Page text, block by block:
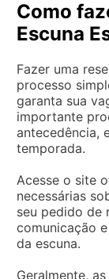
Como
Escuna
Fazer uma
processo
garanta sua
importante
antecedência,
temporada.
Acesse o site
necessárias
seu pedido de
comunicação
da escuna.
Geralmente,